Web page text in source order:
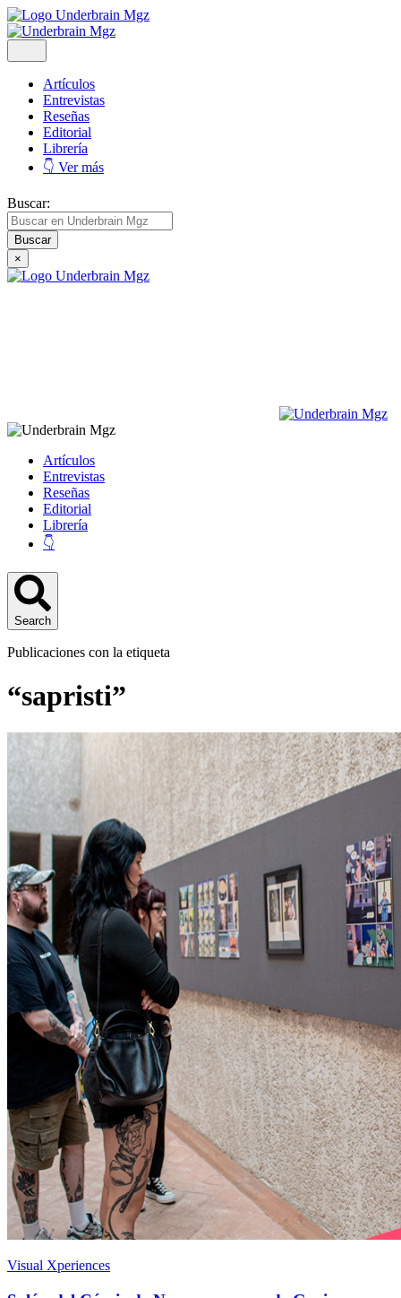
Artículos
Entrevistas
Reseñas
Editorial
Librería
👇 Ver más
Buscar:
×
Artículos
Entrevistas
Reseñas
Editorial
Librería
👇
Search
Publicaciones con la etiqueta
“sapristi”
Visual Xperiences